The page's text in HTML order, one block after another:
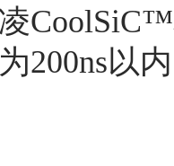
200ns以